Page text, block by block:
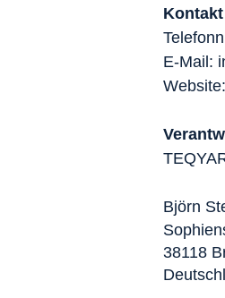
Kontakt
E-Mail:
Website:
Björn
38118